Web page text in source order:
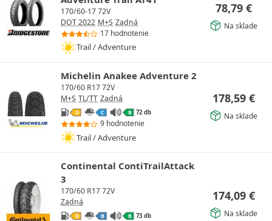
170/60-17 72V
DOT 2022 M+S Zadná
17 hodnotenie
Trail / Adventure
78,79 €
Na sklade
Michelin Anakee Adventure 2
170/60 R17 72V
M+S TL/TT Zadná
D C B 72 db
9 hodnotenie
Trail / Adventure
178,59 €
Na sklade
Continental ContiTrailAttack
3
170/60 R17 72V
Zadná
D B B 73 db
174,09 €
Na sklade